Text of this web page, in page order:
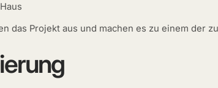
das Projekt aus und machen es zu einem der